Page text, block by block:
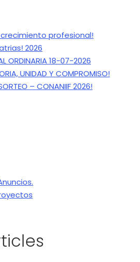
profesional!
2026
ORDINARIA 18-07-2026
UNIDAD Y COMPROMISO!
– CONANIIF 2026!